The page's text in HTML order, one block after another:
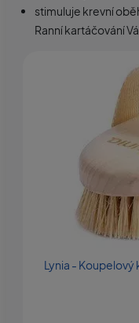
stimuluje krevní
Ranní kartáčování
Lynia - Koupelový